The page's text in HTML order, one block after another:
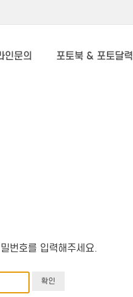
인문의 포토북 & 포토달력
번호를 입력해주세요.